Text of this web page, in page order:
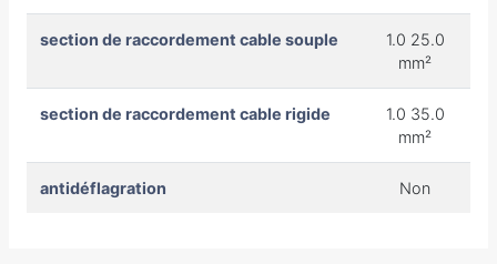
section de raccordement cable souple
1.0 25.0
mm²
section de raccordement cable rigide
1.0 35.0
mm²
antidéflagration Non